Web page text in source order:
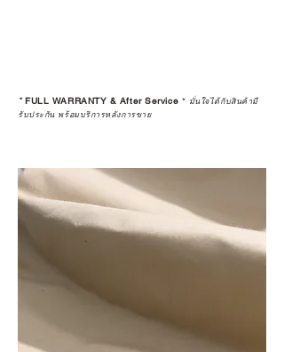
*FULL WARRANTY & After Service * มั่นใจได้กับสินค้ามี
รับประกัน พร้อมบริการหลังการขาย